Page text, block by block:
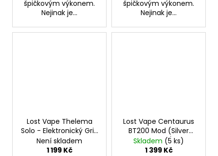
špičkovým výkonem.
Nejinak je...
špičkovým výkonem.
Nejinak je...
Lost Vape Thelema
Solo - Elektronický Grip
- 100W - Black Classic
Black
Není skladem
1 199 Kč
Lost Vape Centaurus
BT200 Mod (Silver
Carbon)
Skladem (5 ks)
1 399 Kč